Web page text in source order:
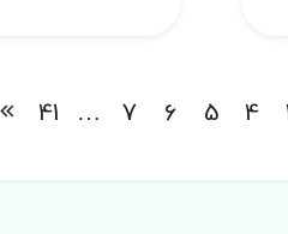
4
5
6
7
…
41